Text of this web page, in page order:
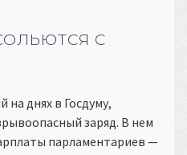
С
днях в Госдуму,
заряд. В нем
парламентариев —